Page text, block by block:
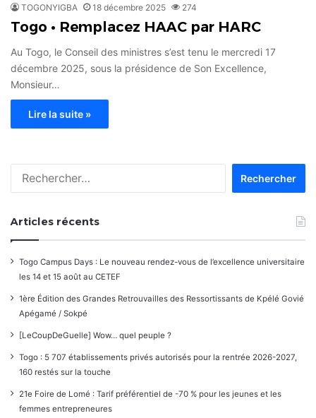
TOGONYIGBA 18 décembre 2025 274
Togo • Remplacez HAAC par HARC
Au Togo, le Conseil des ministres s’est tenu le mercredi 17
décembre 2025, sous la présidence de Son Excellence,
Monsieur…
Lire la suite »
Articles récents
Togo Campus Days : Le nouveau rendez-vous de l’excellence universitaire
les 14 et 15 août au CETEF
1ère Édition des Grandes Retrouvailles des Ressortissants de Kpélé Govié
Apégamé / Sokpé
[LeCoupDeGuelle] Wow… quel peuple ?
Togo : 5 707 établissements privés autorisés pour la rentrée 2026-2027,
160 restés sur la touche
21e Foire de Lomé : Tarif préférentiel de -70 % pour les jeunes et les
femmes entrepreneures